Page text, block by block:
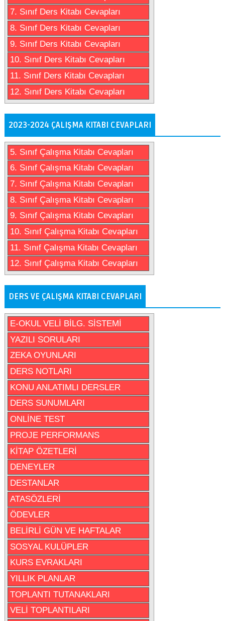
7. Sınıf Ders Kitabı Cevapları
8. Sınıf Ders Kitabı Cevapları
9. Sınıf Ders Kitabı Cevapları
10. Sınıf Ders Kitabı Cevapları
11. Sınıf Ders Kitabı Cevapları
12. Sınıf Ders Kitabı Cevapları
2023-2024 ÇALIŞMA KITABI CEVAPLARI
5. Sınıf Çalışma Kitabı Cevapları
6. Sınıf Çalışma Kitabı Cevapları
7. Sınıf Çalışma Kitabı Cevapları
8. Sınıf Çalışma Kitabı Cevapları
9. Sınıf Çalışma Kitabı Cevapları
10. Sınıf Çalışma Kitabı Cevapları
11. Sınıf Çalışma Kitabı Cevapları
12. Sınıf Çalışma Kitabı Cevapları
DERS VE ÇALIŞMA KITABI CEVAPLARI
E-OKUL VELİ BİLG. SİSTEMİ
YAZILI SORULARI
ZEKA OYUNLARI
DERS NOTLARI
KONU ANLATIMLI DERSLER
DERS SUNUMLARI
ONLİNE TEST
PROJE PERFORMANS
KİTAP ÖZETLERİ
DENEYLER
DESTANLAR
ATASÖZLERİ
ÖDEVLER
BELİRLİ GÜN VE HAFTALAR
SOSYAL KULÜPLER
KURS EVRAKLARI
YILLIK PLANLAR
TOPLANTI TUTANAKLARI
VELİ TOPLANTILARI